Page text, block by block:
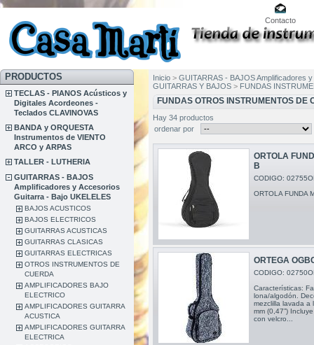
Contacto
PRODUCTOS
TECLAS - PIANOS Acústicos y
Digitales Acordeones -
Teclados CLAVINOVAS
BANDA y ORQUESTA
Instrumentos de VIENTO
ARCO y ARPAS
TALLER - LUTHERIA
GUITARRAS - BAJOS
Amplificadores y Accesorios
Guitarra - Bajo UKELELES
BAJOS ACUSTICOS
BAJOS ELECTRICOS
GUITARRAS ACUSTICAS
GUITARRAS CLASICAS
GUITARRAS ELECTRICAS
OTROS INSTRUMENTOS DE
CUERDA
AMPLIFICADORES BAJO
ELECTRICO
AMPLIFICADORES GUITARRA
ACUSTICA
AMPLIFICADORES GUITARRA
ELECTRICA
Inicio > GUITARRAS - BAJOS Amplificadores
GUITARRAS Y BAJOS > FUNDAS
FUNDAS OTROS INSTRUMENTOS DE
Hay 34 productos
ordenar por
ORTOLA
B
CODIGO:
ORTOLA FUNDA
ORTEGA
CODIGO:
Características:
lona/algodón.
mezclilla lavada a
mm (0,47”)
con velcro...